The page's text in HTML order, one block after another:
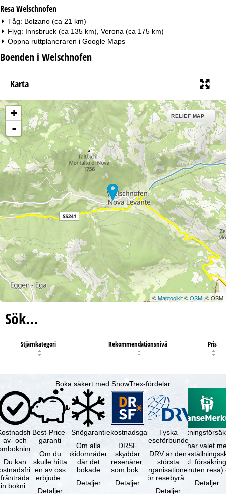
Resa Welschnofen
Tåg: Bolzano (ca 21 km)
Flyg: Innsbruck (ca 135 km), Verona (ca 175 km)
Öppna ruttplaneraren i Google Maps
Boenden i Welschnofen
Karta
+
-
RELIEF MAP
©Maptoolkit©OSM, © OSM
Sök…
Stjärnkategori Rekommendationsnivå Pris
Boka säkert med SnowTrex-fördelar
av- och
Du kan
frånträda
bokning
Best-Price-
garanti
Om du
skulle hitta
en av oss
erbjuden
Detaljer
Snögaranti
Om alla
skidområden
där det
bokade
gäller –
Detaljer
Resekostnadsgaranti
DRSF
skyddar
resenärer,
som bokat
paketresa
Detaljer
Tyska
reseförbundet
DRV är den
största
organisationen
för resebyråer
Detaljer
Du har valet
(inkl.
avbruten resa)
Detaljer